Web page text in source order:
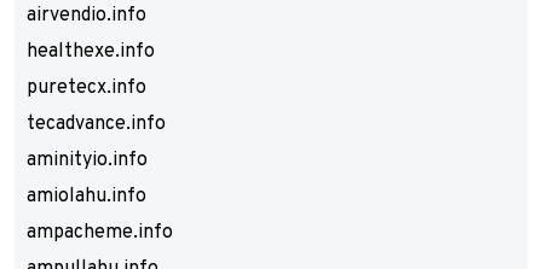
airvendio.info
healthexe.info
puretecx.info
tecadvance.info
aminityio.info
amiolahu.info
ampacheme.info